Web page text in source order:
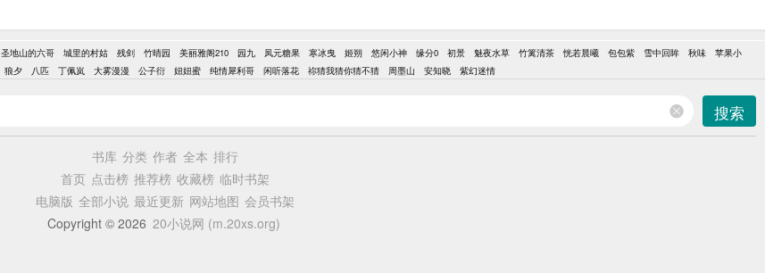
圣地山的六哥 城里的村姑 残剑 竹晴园 美丽雅阁210 园九 凤元糖果 寒冰曳 姬朔 悠闲小神 缘分0 初景 魅夜水草 竹篱清茶 恍若晨曦 包包紫 雪中回眸 秋味
苹果小
狼夕 八匹 丁佩岚 大雾漫漫 公子衍 妞妞蜜 纯情犀利哥 闲听落花 祢猜我猜你猜不猜 周墨山 安知晓 紫幻迷情
搜索
书库 分类 作者 全本 排行
首页 点击榜 推荐榜 收藏榜 临时书架
电脑版 全部小说 最近更新 网站地图 会员书架
Copyright © 2026 20小说网 (m.20xs.org)